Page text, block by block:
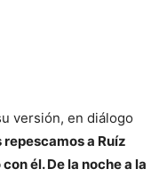
versión, en diálogo
repescamos a Ruíz
él. De la noche a la